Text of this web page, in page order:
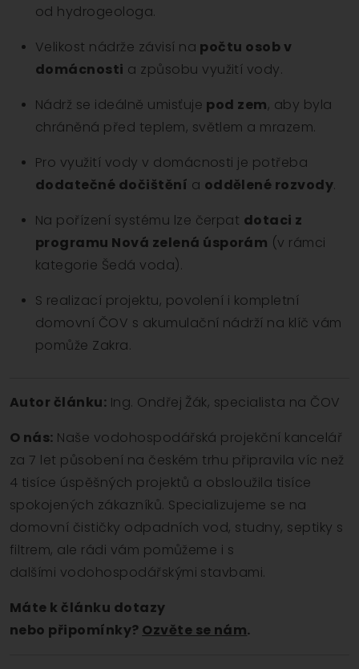
od hydrogeologa.
Velikost nádrže závisí na počtu osob v
domácnosti a způsobu využití vody.
Nádrž se ideálně umisťuje pod zem, aby byla
chráněná před teplem, světlem a mrazem.
Pro využití vody v domácnosti je potřeba
dodatečné dočištění a oddělené rozvody.
Na pořízení systému lze čerpat dotaci z
programu Nová zelená úsporám (v rámci
kategorie Šedá voda).
S realizací projektu, povolení i kompletní
domovní ČOV s akumulační nádrží na klíč vám
pomůže Zakra.
Autor článku: Ing. Ondřej Žák, specialista na ČOV
O nás: Naše vodohospodářská projekční kancelář
za 7 let působení na českém trhu připravila víc než
4 tisíce úspěšných projektů a obsloužila tisíce
spokojených zákazníků. Specializujeme se na
domovní čističky odpadních vod, studny, septiky s
filtrem, ale rádi vám pomůžeme i s
dalšími vodohospodářskými stavbami.
Máte k článku dotazy
nebo připomínky? Ozvěte se nám.